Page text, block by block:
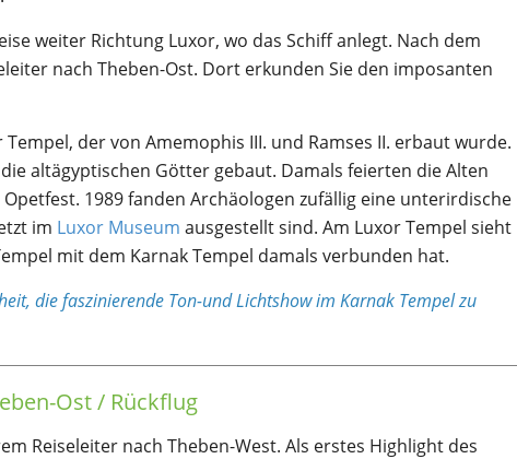
weiter Richtung Luxor, wo das Schiff anlegt. Nach dem
nach Theben-Ost. Dort erkunden Sie den imposanten
der von Amemophis III. und Ramses II. erbaut wurde.
altägyptischen Götter gebaut. Damals feierten die Alten
1989 fanden Archäologen zufällig eine unterirdische
im Luxor Museum ausgestellt sind. Am Luxor Tempel sieht
mit dem Karnak Tempel damals verbunden hat.
die faszinierende Ton-und Lichtshow im Karnak Tempel zu
Ost / Rückflug
Reiseleiter nach Theben-West. Als erstes Highlight des